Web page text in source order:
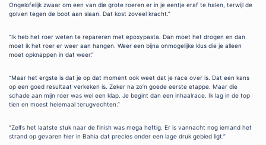
Ongelofelijk zwaar om een van die grote roeren er in je eentje eraf te halen, terwijl de
golven tegen de boot aan slaan. Dat kost zoveel kracht.”
“Ik heb het roer weten te repareren met epoxypasta. Dan moet het drogen en dan
moet ik het roer er weer aan hangen. Weer een bijna onmogelijke klus die je alleen
moet opknappen in dat weer.”
“Maar het ergste is dat je op dat moment ook weet dat je race over is. Dat een kans
op een goed resultaat verkeken is. Zeker na zo’n goede eerste etappe. Maar die
schade aan mijn roer was wel een klap. Je begint dan een inhaalrace. Ik lag in de top
tien en moest helemaal terugvechten.”
“Zelfs het laatste stuk naar de finish was mega heftig. Er is vannacht nog iemand het
strand op gevaren hier in Bahia dat precies onder een lage druk gebied ligt.”